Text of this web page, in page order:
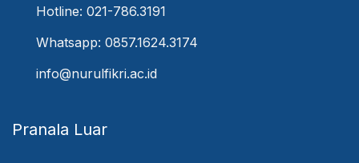
Hotline: 021-786.3191
Whatsapp: 0857.1624.3174
info@nurulfikri.ac.id
Pranala Luar